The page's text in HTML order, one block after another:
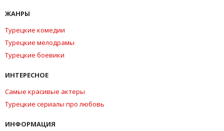
ЖАНРЫ
Турецкие комедии
Турецкие мелодрамы
Турецкие боевики
ИНТЕРЕСНОЕ
Самые красивые актеры
Турецкие сериалы про любовь
ИНФОРМАЦИЯ